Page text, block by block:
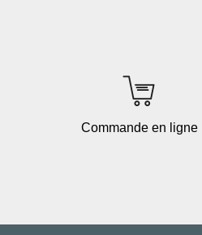
Commande en ligne